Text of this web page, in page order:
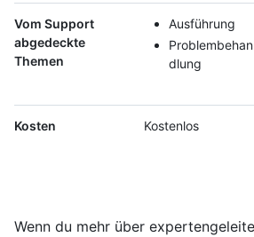
Vom Support
abgedeckte
Themen
Ausführung
Problembehan
dlung
Kosten Kostenlos
Wenn du mehr über